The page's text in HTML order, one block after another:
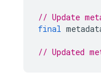
// Update
final
// Updated